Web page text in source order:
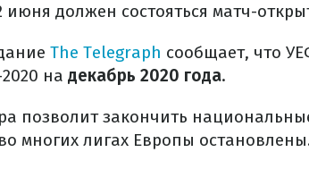
июня должен состояться матч-
The Telegraph сообщает, что
на декабрь 2020 года.
позволит закончить
многих лигах Европы